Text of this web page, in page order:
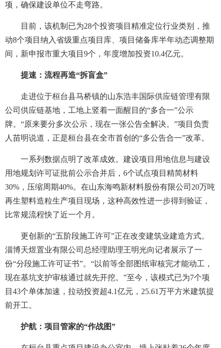
项，确保建设单位不走弯路。
目前，该机制已为28个投资项目精准定位行业类别，推
动8个项目纳入省级重点项目库、项目储备库半年动态调整期
间，新申报市重大项目9个，年度增加投资10.4亿元。
提速：流程再造“拆盲盒”
走进位于桓台县马桥镇的山东浩丰国际供应链管理有限
公司供应链基地，工地上竖着一面醒目的“多合一”公示
牌。“原来要分多次公示，现在一张公告全解决。”项目负责
人苗明说道，正是桓台县在全市首创的“多公告合一”改革。
一系列数据点明了改革成效。建设项目用地信息与建设
用地规划许可证批前公示合并后，6个试点项目精简材料
30%，压缩周期40%。在山东海鸣新材料股份有限公司20万吨
再生塑料造粒生产项目现场，这种高效性进一步得到验证，
比常规流程快了近一个月。
更创新的“五阶段施工许可”正在改变建筑业建造方式。
淄博天煜置业有限公司总经理助理王明光向记者展示了一
份“分段施工许可证书”。“以前等全部图纸审核完才能动工，
现在基坑支护审核通过就先开挖。”至今，该模式已为7个项
目43个单体加速，拉动投资超4.1亿元，25.61万平方米建筑提
前开工。
护航：项目管家的“作战图”